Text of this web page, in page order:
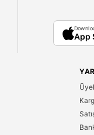
App